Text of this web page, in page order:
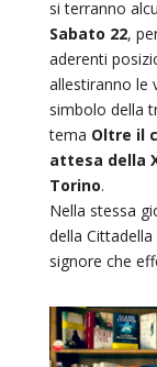
si terranno
Sabato 22,
aderenti
allestiranno le
simbolo della
tema Oltre il
attesa della
Torino.
Nella stessa
della
signore che